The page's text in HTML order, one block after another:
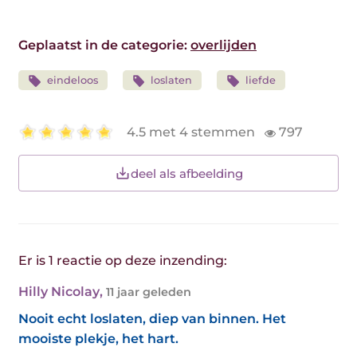
Geplaatst in de categorie: overlijden
eindeloos loslaten liefde
4.5 met 4 stemmen 797
deel als afbeelding
Er is 1 reactie op deze inzending:
Hilly Nicolay, 11 jaar geleden
Nooit echt loslaten, diep van binnen. Het
mooiste plekje, het hart.